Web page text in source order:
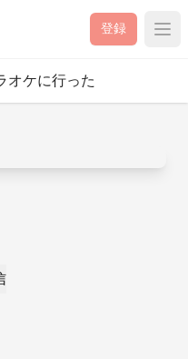
登録
オケに行った